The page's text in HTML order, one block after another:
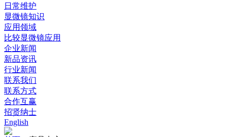
日常维护
显微镜知识
应用领域
比较显微镜应用
企业新闻
新品资讯
行业新闻
联系我们
联系方式
合作互赢
招贤纳士
English